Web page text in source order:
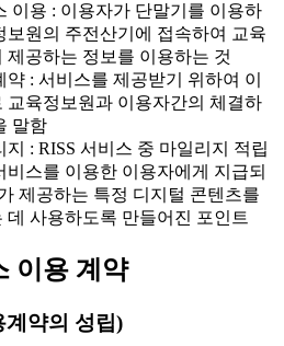
이용 : 이용자가 단말기를 이용하
보원의 주전산기에 접속하여 교육
제공하는 정보를 이용하는 것
: 서비스를 제공받기 위하여 이
교육정보원과 이용자간의 체결하
말함
: RISS 서비스 중 마일리지 적립
비스를 이용한 이용자에게 지급되
제공하는 특정 디지털 콘텐츠를
데 사용하도록 만들어진 포인트
이용 계약
계약의 성립)